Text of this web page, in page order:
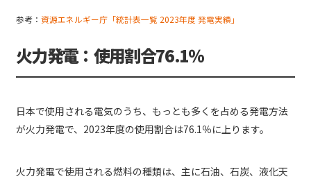
参考： 資源エネルギー庁「統計表一覧 2023年度 発電実績」
火力発電：使用割合76.1％
日本で使用される電気のうち、もっとも多くを占める発電方法
が火力発電で、2023年度の使用割合は76.1％に上ります。
火力発電で使用される燃料の種類は、主に石油、石炭、液化天